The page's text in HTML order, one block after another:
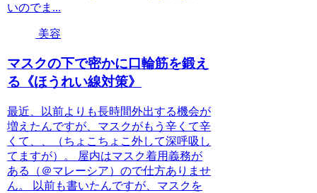
いのでま...
美容
マスクの下で密かに口輪筋を鍛え
る《ほうれい線対策》
最近、以前よりも長時間外出する機会が
増えたんですが、マスクがもう辛くて辛
くて、、（ちょこちょこ外して深呼吸し
てますが）。 屋内はマスク着用義務が
ある（＠マレーシア）ので仕方ありませ
ん。 以前も書いたんですが、マスクを